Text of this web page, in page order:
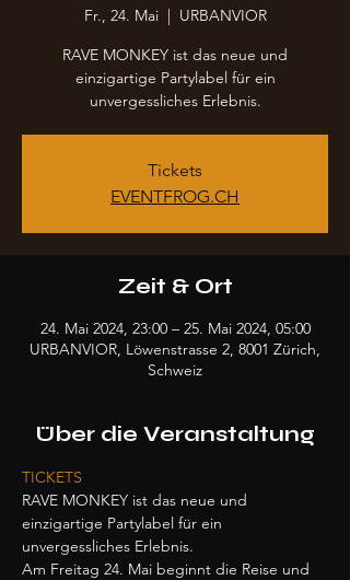
Fr., 24. Mai
  |
URBANVIOR
RAVE MONKEY ist das neue und
einzigartige Partylabel für ein
unvergessliches Erlebnis.
Tickets
EVENTFROG.CH
Zeit & Ort
24. Mai 2024, 23:00 – 25. Mai 2024, 05:00
URBANVIOR, Löwenstrasse 2, 8001 Zürich,
Schweiz
Über die Veranstaltung
TICKETS
RAVE MONKEY ist das neue und
einzigartige Partylabel für ein
unvergessliches Erlebnis.
Am Freitag 24. Mai beginnt die Reise und